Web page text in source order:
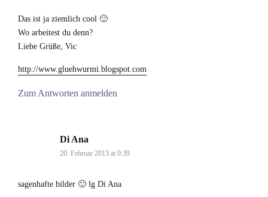
Das ist ja ziemlich cool 🙂
Wo arbeitest du denn?
Liebe Grüße, Vic
http://www.gluehwurmi.blogspot.com
Zum Antworten anmelden
Di Ana
20. Februar 2013 at 0:39
sagenhafte bilder 🙂 lg Di Ana